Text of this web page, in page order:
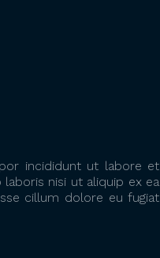
incididunt ut labore et
nisi ut aliquip ex ea
cillum dolore eu fugiat